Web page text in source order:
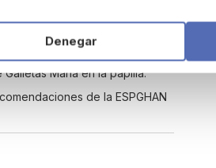
diaria de tu bebé.
maíz, mijo, sorgo).
María en la papilla.
de la ESPGHAN
Denegar